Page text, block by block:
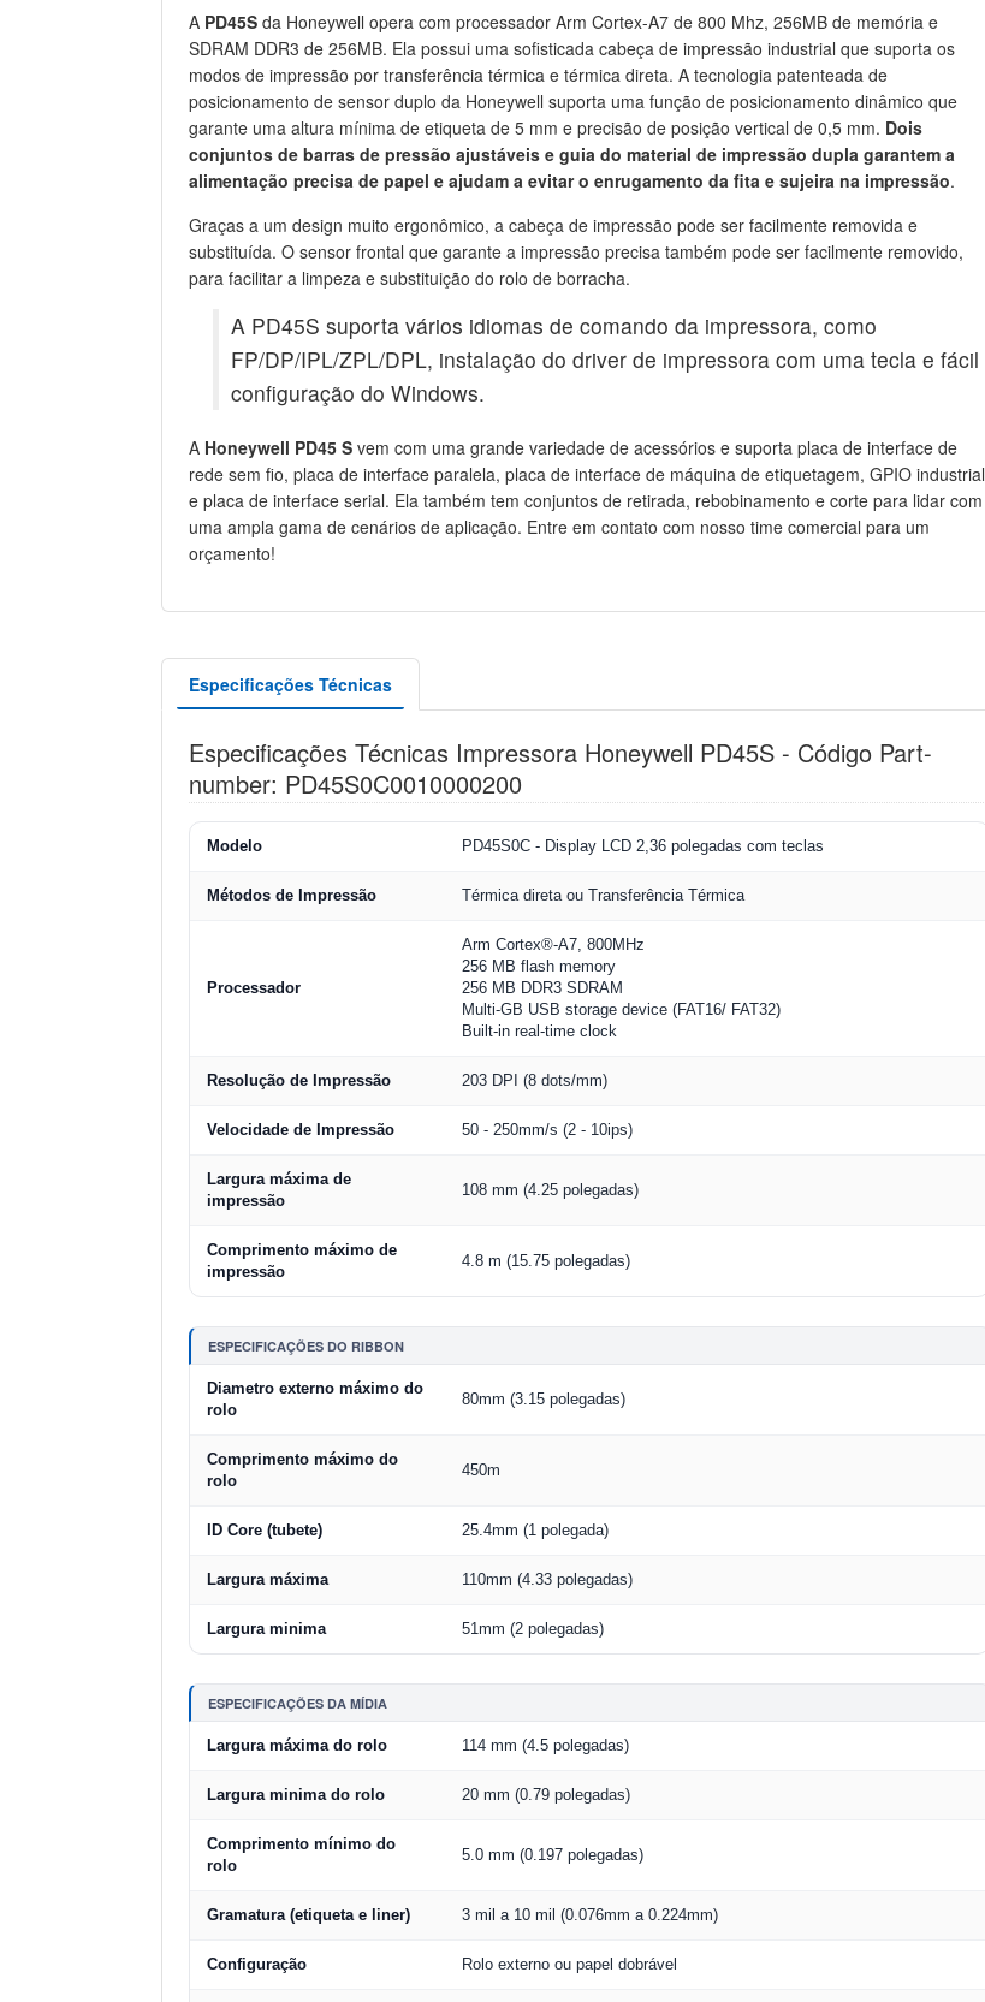
A PD45S da Honeywell opera com processador Arm Cortex-A7 de 800 Mhz, 256MB de memória e
SDRAM DDR3 de 256MB. Ela possui uma sofisticada cabeça de impressão industrial que suporta os
modos de impressão por transferência térmica e térmica direta. A tecnologia patenteada de
posicionamento de sensor duplo da Honeywell suporta uma função de posicionamento dinâmico que
garante uma altura mínima de etiqueta de 5 mm e precisão de posição vertical de 0,5 mm. Dois
conjuntos de barras de pressão ajustáveis e guia do material de impressão dupla garantem a
alimentação precisa de papel e ajudam a evitar o enrugamento da fita e sujeira na impressão.
Graças a um design muito ergonômico, a cabeça de impressão pode ser facilmente removida e
substituída. O sensor frontal que garante a impressão precisa também pode ser facilmente removido,
para facilitar a limpeza e substituição do rolo de borracha.
A PD45S suporta vários idiomas de comando da impressora, como
FP/DP/IPL/ZPL/DPL, instalação do driver de impressora com uma tecla e fácil
configuração do Windows.
A Honeywell PD45 Svem com uma grande variedade de acessórios e suporta placa de interface de
rede sem fio, placa de interface paralela, placa de interface de máquina de etiquetagem, GPIO industrial
e placa de interface serial. Ela também tem conjuntos de retirada, rebobinamento e corte para lidar com
uma ampla gama de cenários de aplicação. Entre em contato com nosso time comercial para um
orçamento!
Especificações Técnicas
Especificações Técnicas Impressora Honeywell PD45S - Código Part-
number: PD45S0C0010000200
Modelo PD45S0C - Display LCD 2,36 polegadas com teclas
Métodos de Impressão Térmica direta ou Transferência Térmica
Processador
Arm Cortex®-A7, 800MHz
256 MB flash memory
256 MB DDR3 SDRAM
Multi-GB USB storage device (FAT16/ FAT32)
Built-in real-time clock
Resolução de Impressão 203 DPI (8 dots/mm)
Velocidade de Impressão 50 - 250mm/s (2 - 10ips)
Largura máxima de
impressão
108 mm (4.25 polegadas)
Comprimento máximo de
impressão
4.8 m (15.75 polegadas)
ESPECIFICAÇÕES DO RIBBON
Diametro externo máximo do
rolo
80mm (3.15 polegadas)
Comprimento máximo do
rolo
450m
ID Core (tubete) 25.4mm (1 polegada)
Largura máxima 110mm (4.33 polegadas)
Largura minima 51mm (2 polegadas)
ESPECIFICAÇÕES DA MÍDIA
Largura máxima do rolo 114 mm (4.5 polegadas)
Largura minima do rolo 20 mm (0.79 polegadas)
Comprimento mínimo do
rolo
5.0 mm (0.197 polegadas)
Gramatura (etiqueta e liner) 3 mil a 10 mil (0.076mm a 0.224mm)
Configuração Rolo externo ou papel dobrável